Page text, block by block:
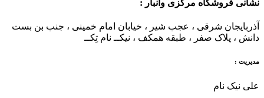
نشانی فروشگاه مرکزی وانبار :
آذربایجان شرقی ، عجب شیر ، خیابان امام خمینی ، جنب بن بست
دانش ، پلاک صفر ، طبقه همکف ، نیکــ نام تِکــ
مدیریت :
علی نیک نام